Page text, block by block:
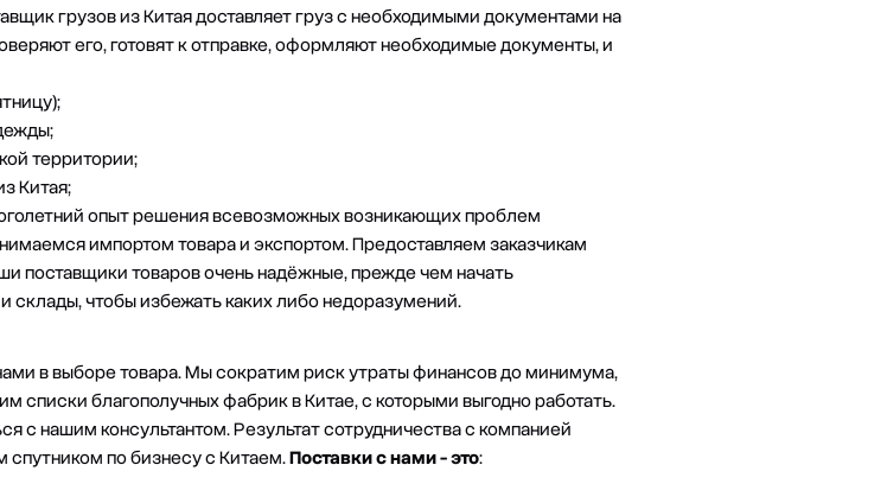
грузов из Китая доставляет груз с необходимыми документами на
его, готовят к отправке, оформляют необходимые документы, и
территории;
Китая;
опыт решения всевозможных возникающих проблем
импортом товара и экспортом. Предоставляем заказчикам
поставщики товаров очень надёжные, прежде чем начать
чтобы избежать каких либо недоразумений.
в выборе товара. Мы сократим риск утраты финансов до минимума,
списки благополучных фабрик в Китае, с которыми выгодно работать.
с нашим консультантом. Результат сотрудничества с компанией
по бизнесу с Китаем.Поставки с нами - это: